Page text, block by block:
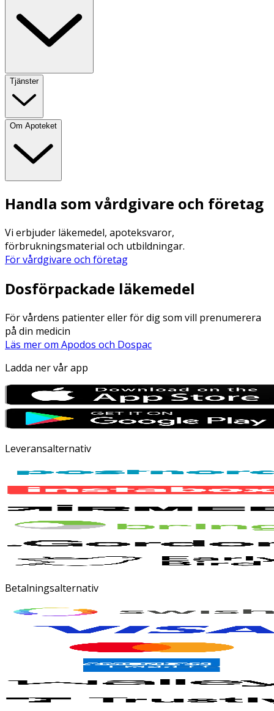
Tjänster
Om Apoteket
Handla som vårdgivare och företag
Vi erbjuder läkemedel, apoteksvaror,
förbrukningsmaterial och utbildningar.
För vårdgivare och företag
Dosförpackade läkemedel
För vårdens patienter eller för dig som vill prenumerera
på din medicin
Läs mer om Apodos och Dospac
Ladda ner vår app
Leveransalternativ
Betalningsalternativ